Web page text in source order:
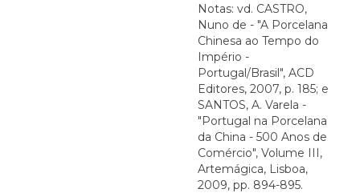
Notas: vd. CASTRO,
Nuno de - "A Porcelana
Chinesa ao Tempo do
Império -
Portugal/Brasil", ACD
Editores, 2007, p. 185; e
SANTOS, A. Varela -
"Portugal na Porcelana
da China - 500 Anos de
Comércio", Volume III,
Artemágica, Lisboa,
2009, pp. 894-895.